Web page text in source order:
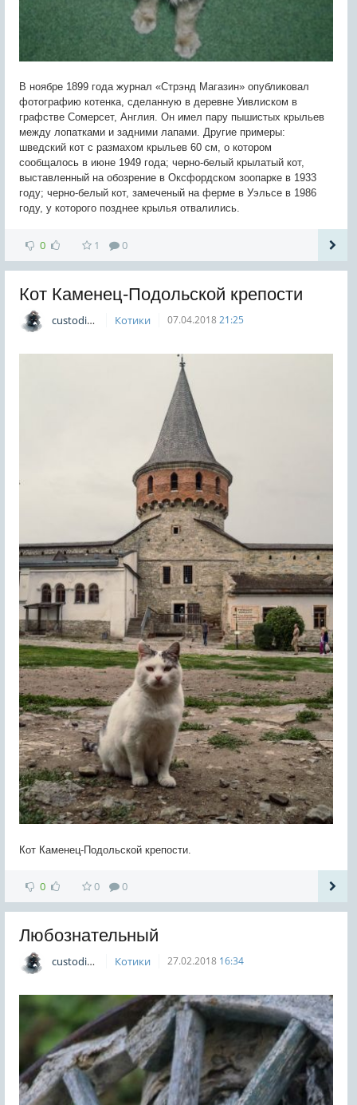
В ноябре 1899 года журнал «Стрэнд Магазин» опубликовал
фотографию котенка, сделанную в деревне Уивлиском в
графстве Сомерсет, Англия. Он имел пару пышистых крыльев
между лопатками и задними лапами. Другие примеры:
шведский кот с размахом крыльев 60 см, о котором
сообщалось в июне 1949 года; черно-белый крылатый кот,
выставленный на обозрение в Оксфордском зоопарке в 1933
году; черно-белый кот, замеченый на ферме в Уэльсе в 1986
году, у которого позднее крылья отвалились.
0 1 0
Кот Каменец-Подольской крепости
custodian Котики 07.04.2018 21:25
Кот Каменец-Подольской крепости.
0 0 0
Любознательный
custodian Котики 27.02.2018 16:34